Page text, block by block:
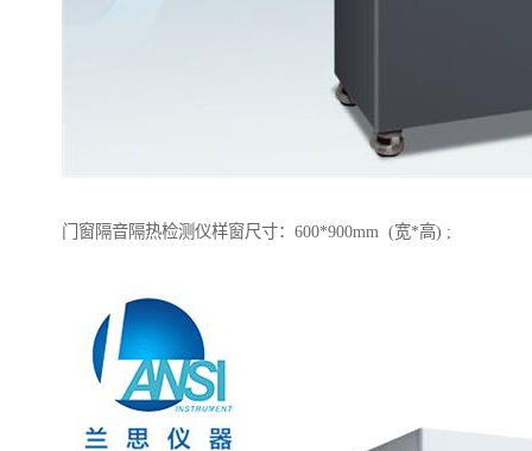
门窗隔音隔热检测仪样窗尺寸：600*900mm (宽*高) ;